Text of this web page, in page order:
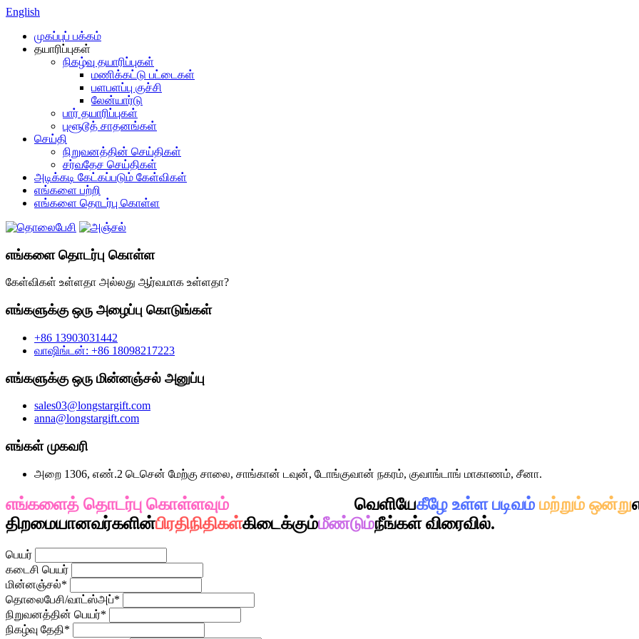
English
முகப்புப் பக்கம்
தயாரிப்புகள்
நிகழ்வு தயாரிப்புகள்
மணிக்கட்டு பட்டைகள்
பளபளப்பு குச்சி
லேன்யார்டு
பார் தயாரிப்புகள்
புளூடூத் சாதனங்கள்
செய்தி
நிறுவனத்தின் செய்திகள்
சர்வதேச செய்திகள்
அடிக்கடி கேட்கப்படும் கேள்விகள்
எங்களை பற்றி
எங்களை தொடர்பு கொள்ள
எங்களை தொடர்பு கொள்ள
கேள்விகள் உள்ளதா அல்லது ஆர்வமாக உள்ளதா?
எங்களுக்கு ஒரு அழைப்பு கொடுங்கள்
+86 13903031442
வாஷிங்டன்: +86 18098217223
எங்களுக்கு ஒரு மின்னஞ்சல் அனுப்பு
sales03@longstargift.com
anna@longstargift.com
எங்கள் முகவரி
அறை 1306, எண்.2 டெசென் மேற்கு சாலை, சாங்கான் டவுன், டோங்குவான் நகரம், குவாங்டாங் மாகாணம், சீனா.
எங்களைத் தொடர்பு கொள்ளவும் வெளியேகீழே உள்ள படிவம் மற்றும் ஒன்று
திறமையானவர்களின்பிரதிநிதிகள்கிடைக்கும்மீண்டும்நீங்கள் விரைவில்.
பெயர்
கடைசி பெயர்
மின்னஞ்சல்*
தொலைபேசி/வாட்ஸ்அப்*
நிறுவனத்தின் பெயர்*
நிகழ்வு தேதி*